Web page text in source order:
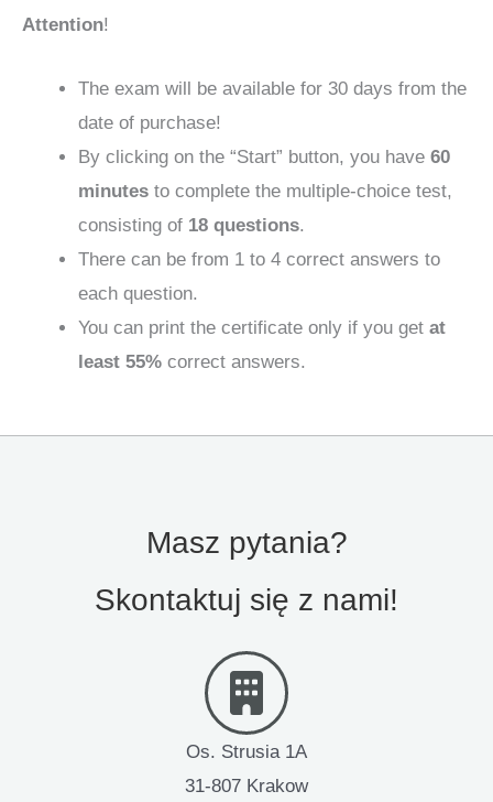
Attention!
The exam will be available for 30 days from the
date of purchase!
By clicking on the “Start” button, you have 60
minutes to complete the multiple-choice test,
consisting of 18 questions.
There can be from 1 to 4 correct answers to
each question.
You can print the certificate only if you get at
least 55% correct answers.
Masz pytania?
Skontaktuj się z nami!
Os. Strusia 1A
31-807 Krakow